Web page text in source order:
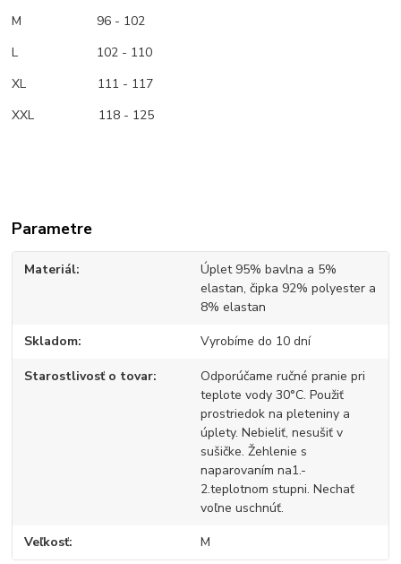
M
96 - 102
L 102 - 110
XL 111 - 117
XXL 118 - 125
Parametre
Materiál
Úplet 95% bavlna a 5%
elastan, čipka 92% polyester a
8% elastan
Skladom Vyrobíme do 10 dní
Starostlivosť o tovar
Odporúčame ručné pranie pri
teplote vody 30°C. Použiť
prostriedok na pleteniny a
úplety. Nebieliť, nesušiť v
sušičke. Žehlenie s
naparovaním na1.-
2.teplotnom stupni. Nechať
voľne uschnúť.
Veľkosť M